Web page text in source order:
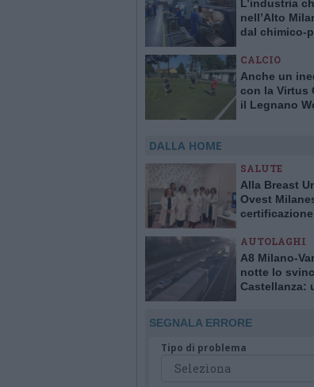
L’industria
nell’Alto
dal chimico-
CALCIO
Anche un
con la Virtus
il Legnano
DALLA HOME
SALUTE
Alla Breast
Ovest
Italia
AUTOLAGHI
A8 Milano-
notte lo
Castellanza:
SEGNALA ERRORE
Tipo di problema